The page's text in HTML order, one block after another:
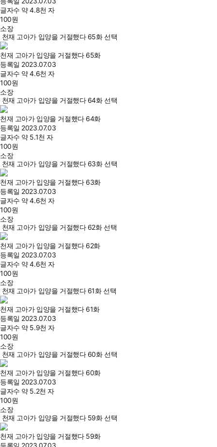
글자수 약 4.8천 자
100원
소장
천재 고아가 입양을 거절했다 65화 선택
천재 고아가 입양을 거절했다 65화
등록일 2023.07.03
글자수 약 4.6천 자
100원
소장
천재 고아가 입양을 거절했다 64화 선택
천재 고아가 입양을 거절했다 64화
등록일 2023.07.03
글자수 약 5.1천 자
100원
소장
천재 고아가 입양을 거절했다 63화 선택
천재 고아가 입양을 거절했다 63화
등록일 2023.07.03
글자수 약 4.6천 자
100원
소장
천재 고아가 입양을 거절했다 62화 선택
천재 고아가 입양을 거절했다 62화
등록일 2023.07.03
글자수 약 4.6천 자
100원
소장
천재 고아가 입양을 거절했다 61화 선택
천재 고아가 입양을 거절했다 61화
등록일 2023.07.03
글자수 약 5.9천 자
100원
소장
천재 고아가 입양을 거절했다 60화 선택
천재 고아가 입양을 거절했다 60화
등록일 2023.07.03
글자수 약 5.2천 자
100원
소장
천재 고아가 입양을 거절했다 59화 선택
천재 고아가 입양을 거절했다 59화
등록일 2023.07.03